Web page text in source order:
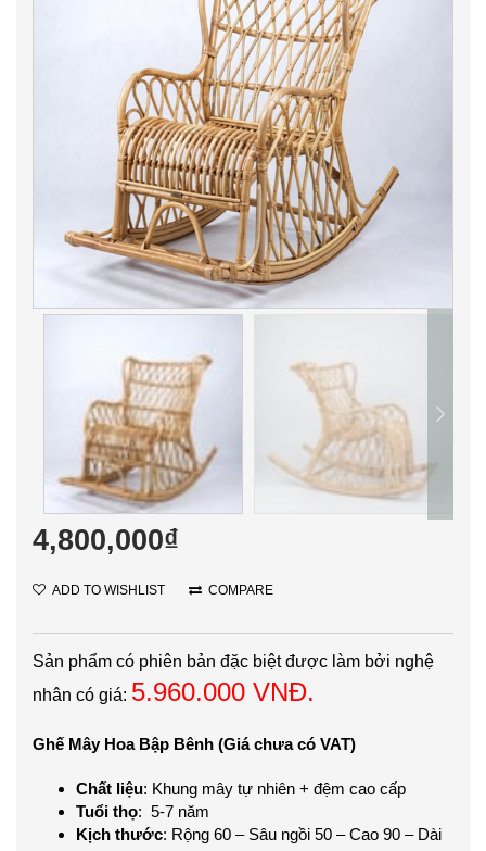
4,800,000₫
ADD TO WISHLIST COMPARE
Sản phẩm có phiên bản đặc biệt được làm bởi nghệ
nhân có giá: 5.960.000 VNĐ.
Ghế Mây Hoa Bập Bênh (Giá chưa có VAT)
Chất liệu: Khung mây tự nhiên + đệm cao cấp
Tuổi thọ: 5-7 năm
Kịch thước: Rộng 60 – Sâu ngồi 50 – Cao 90 – Dài